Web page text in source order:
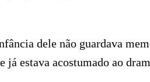
dele não guardava
estava acostumado ao